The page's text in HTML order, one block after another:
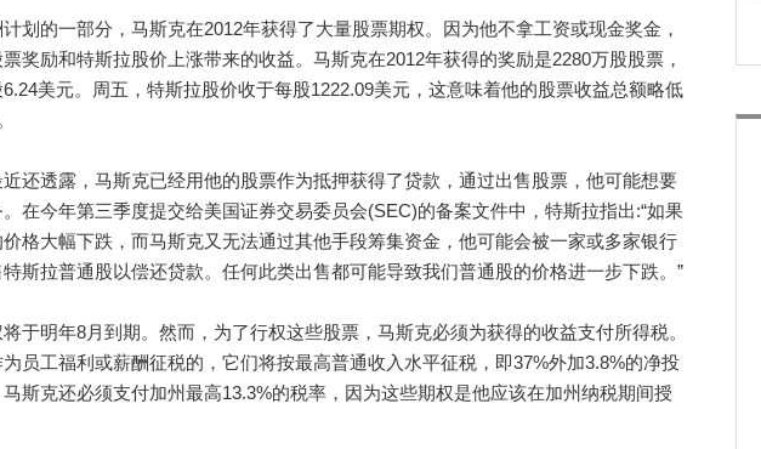
的一部分，马斯克在2012年获得了大量股票期权。因为他不拿工资或现金奖金，
奖励和特斯拉股价上涨带来的收益。马斯克在2012年获得的奖励是2280万股股票，
美元。周五，特斯拉股价收于每股1222.09美元，这意味着他的股票收益总额略低
透露，马斯克已经用他的股票作为抵押获得了贷款，通过出售股票，他可能想要
在今年第三季度提交给美国证券交易委员会(SEC)的备案文件中，特斯拉指出:“如果
格大幅下跌，而马斯克又无法通过其他手段筹集资金，他可能会被一家或多家银行
斯拉普通股以偿还贷款。任何此类出售都可能导致我们普通股的价格进一步下跌。”
明年8月到期。然而，为了行权这些股票，马斯克必须为获得的收益支付所得税。
员工福利或薪酬征税的，它们将按最高普通收入水平征税，即37%外加3.8%的净投
斯克还必须支付加州最高13.3%的税率，因为这些期权是他应该在加州纳税期间授